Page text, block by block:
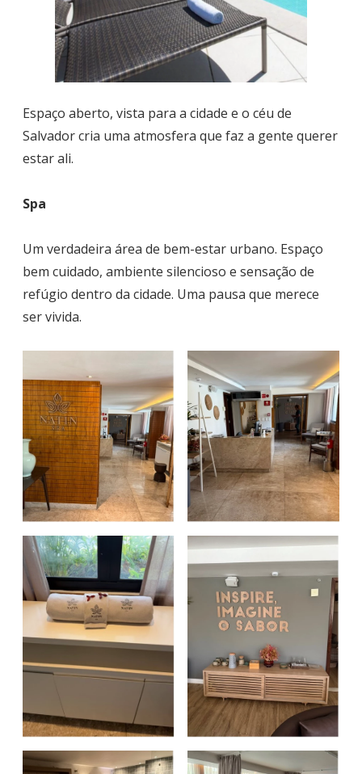
Espaço aberto, vista para a cidade e o céu de
Salvador cria uma atmosfera que faz a gente querer
estar ali.
Spa
Um verdadeira área de bem-estar urbano. Espaço
bem cuidado, ambiente silencioso e sensação de
refúgio dentro da cidade. Uma pausa que merece
ser vivida.